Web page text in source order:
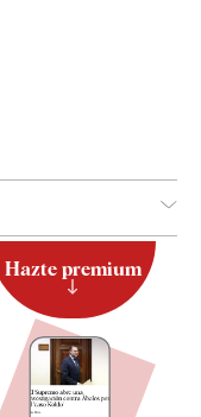
Hazte premium